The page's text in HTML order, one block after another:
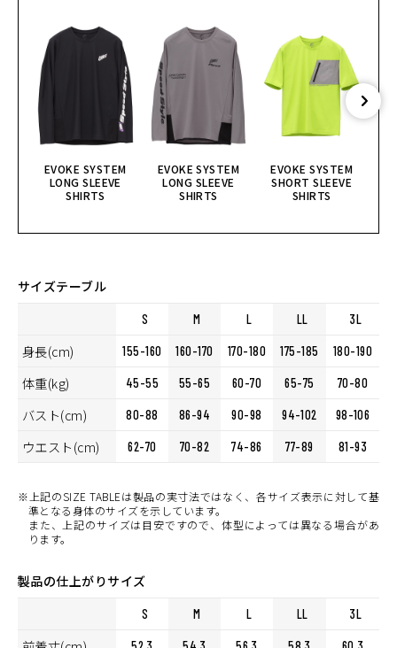
EVOKE SYSTEM
LONG SLEEVE
SHIRTS
EVOKE SYSTEM
LONG SLEEVE
SHIRTS
EVOKE SYSTEM
SHORT SLEEVE
SHIRTS
サイズテーブル
S M L LL 3L
身長(cm) 155-160 160-170 170-180 175-185 180-190
体重(kg) 45-55 55-65 60-70 65-75 70-80
バスト(cm) 80-88 86-94 90-98 94-102 98-106
ウエスト(cm) 62-70 70-82 74-86 77-89 81-93
※上記のSIZE TABLEは製品の実寸法ではなく、各サイズ表示に対して基
準となる身体のサイズを示しています。
また、上記のサイズは目安ですので、体型によっては異なる場合があ
ります。
製品の仕上がりサイズ
S M L LL 3L